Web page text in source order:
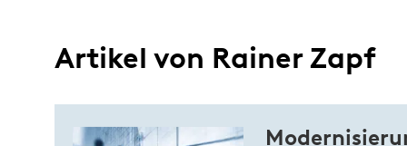
Artikel von Rainer Zapf